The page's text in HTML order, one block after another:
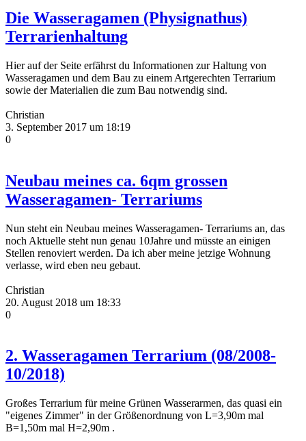
Die Wasseragamen (Physignathus)
Terrarienhaltung
Hier auf der Seite erfährst du Informationen zur Haltung von
Wasseragamen und dem Bau zu einem Artgerechten Terrarium
sowie der Materialien die zum Bau notwendig sind.
Christian
3. September 2017 um 18:19
0
Neubau meines ca. 6qm grossen
Wasseragamen- Terrariums
Nun steht ein Neubau meines Wasseragamen- Terrariums an, das
noch Aktuelle steht nun genau 10Jahre und müsste an einigen
Stellen renoviert werden. Da ich aber meine jetzige Wohnung
verlasse, wird eben neu gebaut.
Christian
20. August 2018 um 18:33
0
2. Wasseragamen Terrarium (08/2008-
10/2018)
Großes Terrarium für meine Grünen Wasserarmen, das quasi ein
"eigenes Zimmer" in der Größenordnung von L=3,90m mal
B=1,50m mal H=2,90m .